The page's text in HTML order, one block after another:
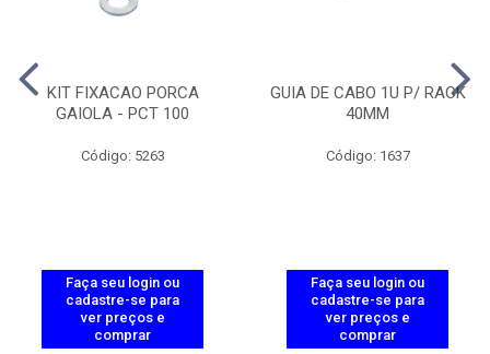
KIT FIXACAO PORCA
GAIOLA - PCT 100
Código: 5263
Faça seu login ou
cadastre-se para
ver preços e
comprar
GUIA DE CABO 1U P/ RACK
40MM
Código: 1637
Faça seu login ou
cadastre-se para
ver preços e
comprar